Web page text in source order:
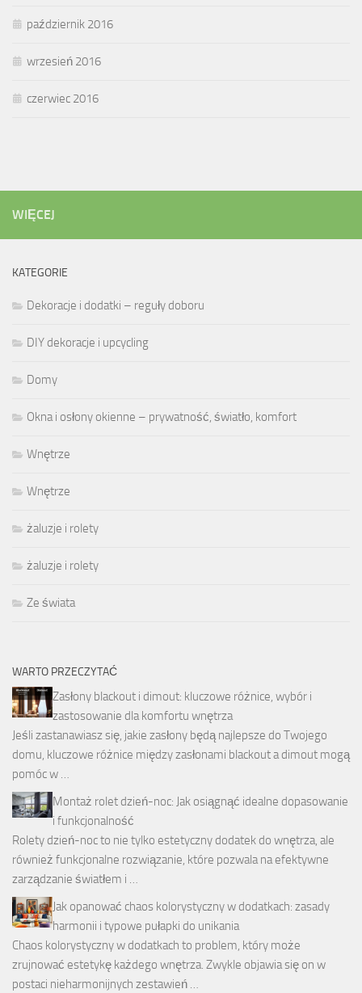
październik 2016
wrzesień 2016
czerwiec 2016
WIĘCEJ
KATEGORIE
Dekoracje i dodatki – reguły doboru
DIY dekoracje i upcycling
Domy
Okna i osłony okienne – prywatność, światło, komfort
Wnętrze
Wnętrze
żaluzje i rolety
żaluzje i rolety
Ze świata
WARTO PRZECZYTAĆ
Zasłony blackout i dimout: kluczowe różnice, wybór i
zastosowanie dla komfortu wnętrza
Jeśli zastanawiasz się, jakie zasłony będą najlepsze do Twojego
domu, kluczowe różnice między zasłonami blackout a dimout mogą
pomóc w …
Montaż rolet dzień-noc: Jak osiągnąć idealne dopasowanie
i funkcjonalność
Rolety dzień-noc to nie tylko estetyczny dodatek do wnętrza, ale
również funkcjonalne rozwiązanie, które pozwala na efektywne
zarządzanie światłem i …
Jak opanować chaos kolorystyczny w dodatkach: zasady
harmonii i typowe pułapki do unikania
Chaos kolorystyczny w dodatkach to problem, który może
zrujnować estetykę każdego wnętrza. Zwykle objawia się on w
postaci nieharmonijnych zestawień …